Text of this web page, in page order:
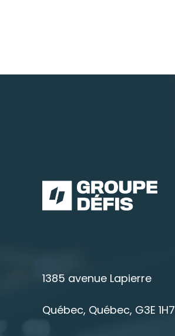
1385 avenue Lapierre
Québec, Québec, G3E 1H7